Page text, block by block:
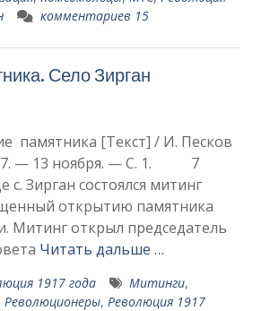
комментариев 15
Село Зирган
памятника [Текст] / И. Песков
— 13 ноября. — С. 1. 7
с. Зирган состоялся митинг
открытию памятника
Митинг открыл председатель
Читать дальше …
1917 года Митинги,
Революционеры, Революция 1917